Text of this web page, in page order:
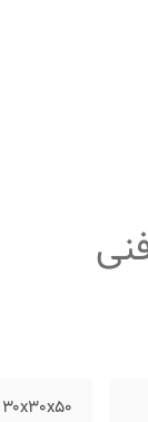
۳۰x30x50 سانتی متر